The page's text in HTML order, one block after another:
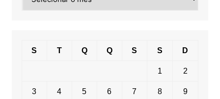
por
S T Q Q S S D
1 2
3 4 5 6 7 8 9